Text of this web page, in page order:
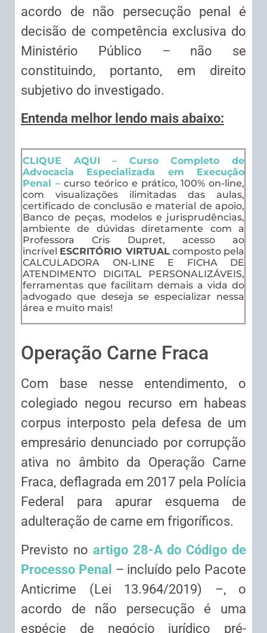
acordo de não persecução penal é
decisão de competência exclusiva do
Ministério Público – não se
constituindo, portanto, em direito
subjetivo do investigado.
Entenda melhor lendo mais abaixo:
CLIQUE AQUI – Curso Completo de
Advocacia Especializada em Execução
Penal –curso teórico e prático, 100% on-line,
com visualizações ilimitadas das aulas,
certificado de conclusão e material de apoio,
Banco de peças, modelos e jurisprudências,
ambiente de dúvidas diretamente com a
Professora Cris Dupret, acesso ao
incrível ESCRITÓRIO VIRTUALcomposto pela
CALCULADORA ON-LINE E FICHA DE
ATENDIMENTO DIGITAL PERSONALIZÁVEIS,
ferramentas que facilitam demais a vida do
advogado que deseja se especializar nessa
área e muito mais!
Operação Carne Fraca
Com base nesse entendimento, o
colegiado negou recurso em habeas
corpus interposto pela defesa de um
empresário denunciado por corrupção
ativa no âmbito da Operação Carne
Fraca, deflagrada em 2017 pela Polícia
Federal para apurar esquema de
adulteração de carne em frigoríficos.
Previsto no artigo 28-A do Código de
Processo Penal – incluído pelo Pacote
Anticrime (Lei 13.964/2019) –, o
acordo de não persecução é uma
espécie de negócio jurídico pré-